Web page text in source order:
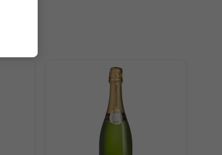
kết hợp các đặc điểm của sự trưởng thành.
mất đi sự tuyệt vời của vẻ đẹp cổ điển.
nên hấp dẫn, cá tính và mang sắc thái hoàn hảo. Độ
lựa chọn kỹ lưỡng và bảo quản một cách tốt nhất. Để